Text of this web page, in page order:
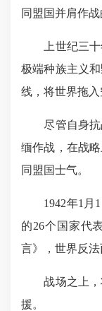
同盟国并肩作战
上世纪三十
极端种族主义
线，将世界拖入
尽管自身抗
缅作战，在战
同盟国士气。
1942年1月1
的26个国家代
言》，世界反法
战场之上，
援。